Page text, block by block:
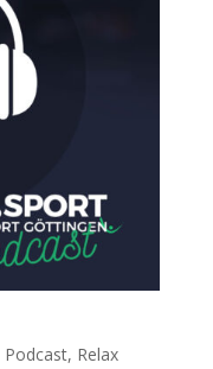
Podcast, Relax